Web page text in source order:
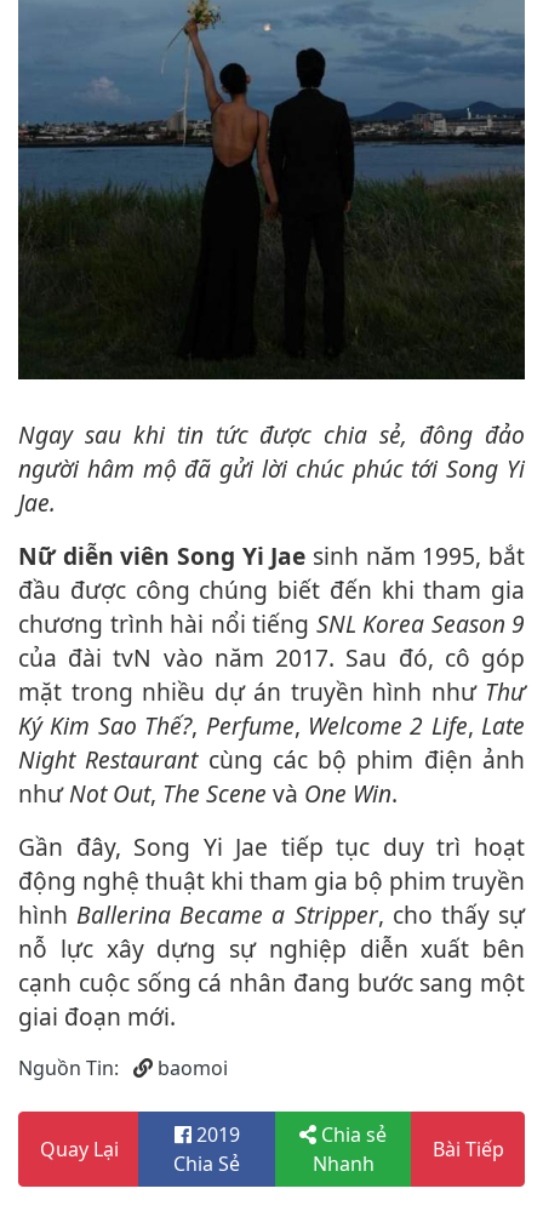
Ngay sau khi tin tức được chia sẻ, đông đảo
người hâm mộ đã gửi lời chúc phúc tới Song Yi
Jae.
Nữ diễn viên Song Yi Jae sinh năm 1995, bắt
đầu được công chúng biết đến khi tham gia
chương trình hài nổi tiếng SNL Korea Season 9
của đài tvN vào năm 2017. Sau đó, cô góp
mặt trong nhiều dự án truyền hình như Thư
Ký Kim Sao Thế?, Perfume, Welcome 2 Life, Late
Night Restaurantcùng các bộ phim điện ảnh
nhưNot Out, The Scene và One Win.
Gần đây, Song Yi Jae tiếp tục duy trì hoạt
động nghệ thuật khi tham gia bộ phim truyền
hìnhBallerina Became a Stripper, cho thấy sự
nỗ lực xây dựng sự nghiệp diễn xuất bên
cạnh cuộc sống cá nhân đang bước sang một
giai đoạn mới.
Nguồn Tin: baomoi
Quay Lại
2019
Chia Sẻ
Chia sẻ
Nhanh
Bài Tiếp